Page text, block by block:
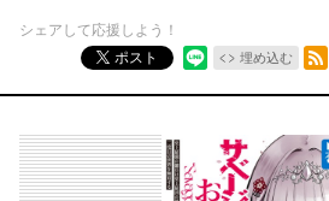
シェアして応援しよう！
ポスト
埋め込む
RSSフィード